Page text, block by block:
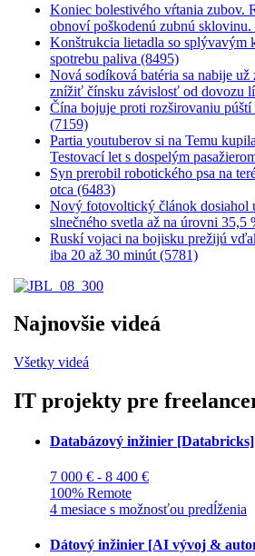
Koniec bolestivého vŕtania zubov.
obnoví poškodenú zubnú sklovinu.
Konštrukcia lietadla so splývavým
spotrebu paliva (8495)
Nová sodíková batéria sa nabije už
znížiť čínsku závislosť od dovozu
Čína bojuje proti rozširovaniu púští
(7159)
Partia youtuberov si na Temu
Testovací let s dospelým
Syn prerobil robotického psa na
otca (6483)
Nový fotovoltický článok dosiahol
slnečného svetla až na úrovni 35,5
Ruskí vojaci na bojisku prežijú
iba 20 až 30 minút (5781)
Najnovšie videá
Všetky videá
IT projekty pre
Databázový inžinier [Databricks]
7 000 € - 8 400 €
100% Remote
4 mesiace s možnosťou predĺženia
Dátový inžinier [AI vývoj &